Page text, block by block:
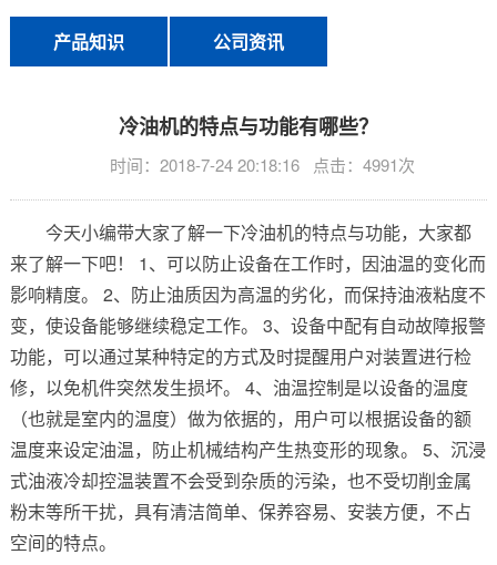
风冷螺杆式冷水机
风冷式冷油机
水冷式冷油机
低温冷油机
工业冷风机系列
风冷式冷风机
水冷式冷风机
产品知识 公司资讯
冷油机的特点与功能有哪些？
时间：2018-7-24 20:18:16 点击：4991次
今天小编带大家了解一下冷油机的特点与功能，大家都
来了解一下吧！ 1、可以防止设备在工作时，因油温的变化而
影响精度。 2、防止油质因为高温的劣化，而保持油液粘度不
变，使设备能够继续稳定工作。 3、设备中配有自动故障报警
功能，可以通过某种特定的方式及时提醒用户对装置进行检
修，以免机件突然发生损坏。 4、油温控制是以设备的温度
（也就是室内的温度）做为依据的，用户可以根据设备的额
温度来设定油温，防止机械结构产生热变形的现象。 5、沉浸
式油液冷却控温装置不会受到杂质的污染，也不受切削金属
粉末等所干扰，具有清洁简单、保养容易、安装方便，不占
空间的特点。